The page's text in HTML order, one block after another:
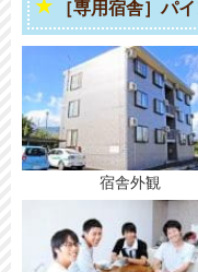
［専用宿舎］パ
宿舎外観